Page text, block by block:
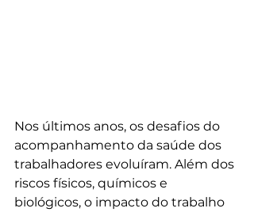
Nos últimos anos, os desafios do
acompanhamento da saúde dos
trabalhadores evoluíram. Além dos
riscos físicos, químicos e
biológicos, o impacto do trabalho